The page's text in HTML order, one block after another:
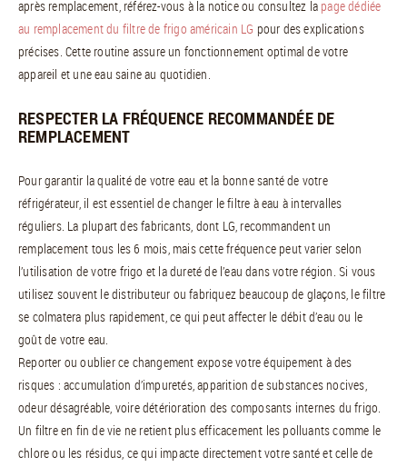
après remplacement, référez-vous à la notice ou consultez la page dédiée
au remplacement du filtre de frigo américain LG pour des explications
précises. Cette routine assure un fonctionnement optimal de votre
appareil et une eau saine au quotidien.
RESPECTER LA FRÉQUENCE RECOMMANDÉE DE
REMPLACEMENT
Pour garantir la qualité de votre eau et la bonne santé de votre
réfrigérateur, il est essentiel de changer le filtre à eau à intervalles
réguliers. La plupart des fabricants, dont LG, recommandent un
remplacement tous les 6 mois, mais cette fréquence peut varier selon
l’utilisation de votre frigo et la dureté de l’eau dans votre région. Si vous
utilisez souvent le distributeur ou fabriquez beaucoup de glaçons, le filtre
se colmatera plus rapidement, ce qui peut affecter le débit d’eau ou le
goût de votre eau.
Reporter ou oublier ce changement expose votre équipement à des
risques : accumulation d’impuretés, apparition de substances nocives,
odeur désagréable, voire détérioration des composants internes du frigo.
Un filtre en fin de vie ne retient plus efficacement les polluants comme le
chlore ou les résidus, ce qui impacte directement votre santé et celle de